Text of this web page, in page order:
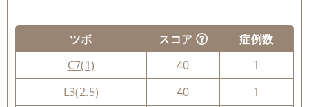
ツボ スコア
症例数
C7(1)
40
1
L3(2.5)
40
1